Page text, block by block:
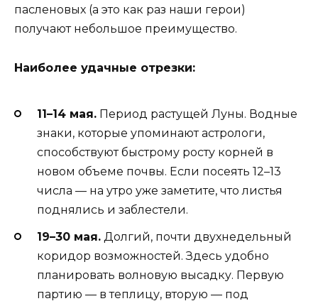
пасленовых (а это как раз наши герои)
получают небольшое преимущество.
Наиболее удачные отрезки:
11–14 мая. Период растущей Луны. Водные
знаки, которые упоминают астрологи,
способствуют быстрому росту корней в
новом объеме почвы. Если посеять 12–13
числа — на утро уже заметите, что листья
поднялись и заблестели.
19–30 мая. Долгий, почти двухнедельный
коридор возможностей. Здесь удобно
планировать волновую высадку. Первую
партию — в теплицу, вторую — под